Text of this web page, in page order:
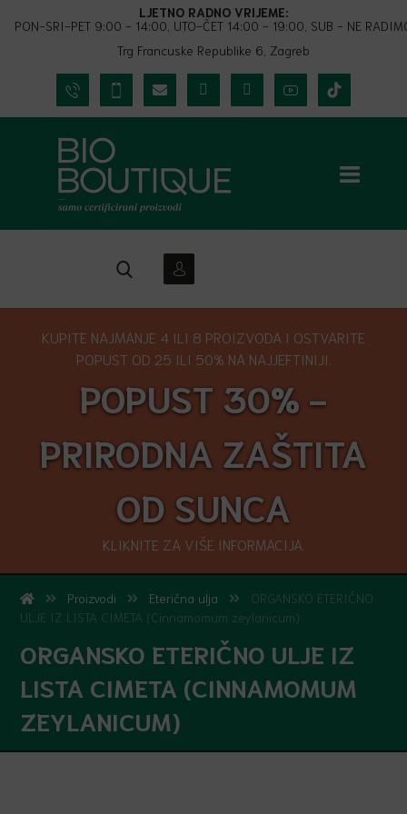
LJETNO RADNO VRIJEME:
PON-SRI-PET 9:00 - 14:00, UTO-ČET 14:00 - 19:00, SUB - NE
Trg Francuske Republike 6, Zagreb
KUPITE NAJMANJE 4 ILI 8 PROIZVODA I OSTVARITE
POPUST OD 25 ILI 50% NA NAJJEFTINIJI.
POPUST 30% -
PRIRODNA ZAŠTITA
OD SUNCA
KLIKNITE ZA VIŠE INFORMACIJA.
Proizvodi Eterična ulja
ORGANSKO ETERIČNO
ULJE IZ LISTA CIMETA (Cinnamomum zeylanicum)
ORGANSKO ETERIČNO ULJE IZ
LISTA CIMETA (CINNAMOMUM
ZEYLANICUM)